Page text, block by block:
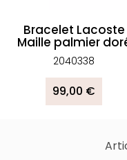
Bracelet Lacoste
Maille palmier
2040338
99,00 €